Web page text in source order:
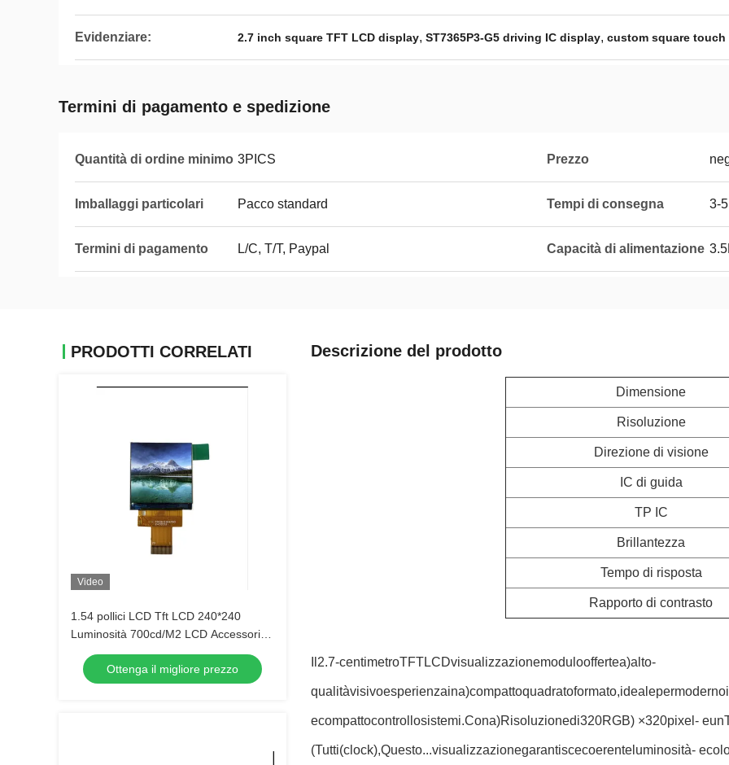
Evidenziare: 2.7 inch square TFT LCD display, ST7365P3-G5 driving IC display, custom square touch
Termini di pagamento e spedizione
Quantità di ordine minimo 3PICS Prezzo
Imballaggi particolari Pacco standard Tempi di consegna 3-
Termini di pagamento L/C, T/T, Paypal Capacità di alimentazione
PRODOTTI CORRELATI
Video
1.54 pollici LCD Tft LCD 240*240
Luminosità 700cd/M2 LCD Accessori
Visualizzazione indossabile
Ottenga il migliore prezzo
Descrizione del prodotto
Dimensione
Risoluzione
Direzione di visione
IC di guida
TP IC
Brillantezza
Tempo di risposta
Rapporto di contrasto
2.7-centimetroTFTLCDvisualizzazionemodulooffertea)alto-
qualitàvisivoesperienzaina)compattoquadratoformato,idealepermoderno
ecompattocontrollosistemi.Cona)Risoluzionedi320RGB) ×320pixel - eun
(Tutti(clock),Questo...visualizzazionegarantiscecoerente luminosità- e